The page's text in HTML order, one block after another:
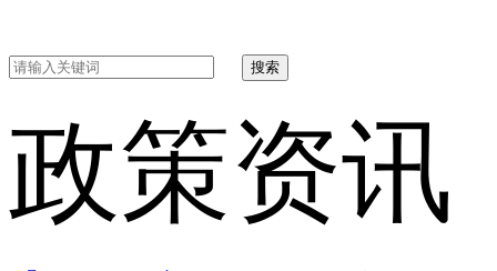
搜索
政策资讯